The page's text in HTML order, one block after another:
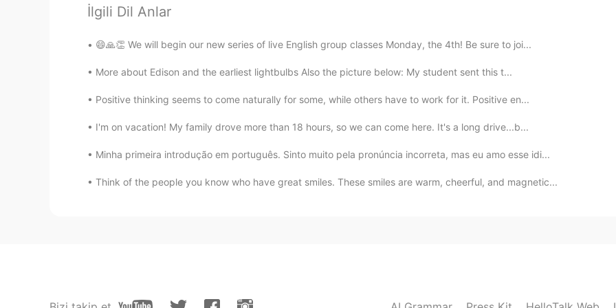
@さくら
さくら 2019.10.31 11:43
京都は、今が一番過ごしやすいですね。ここは、吉田山ですか？
İlgili Dil Anlar
😄🙏👏 We will begin our new series of live English group classes Monday, the 4th! Be sure to joi...
More about Edison and the earliest lightbulbs Also the picture below: My student sent this t...
Positive thinking seems to come naturally for some, while others have to work for it. Positive en...
I'm on vacation! My family drove more than 18 hours, so we can come here. It's a long drive...b...
Minha primeira introdução em português. Sinto muito pela pronúncia incorreta, mas eu amo esse idi...
Think of the people you know who have great smiles. These smiles are warm, cheerful, and magnetic...